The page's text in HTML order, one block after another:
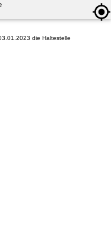
die Haltestelle